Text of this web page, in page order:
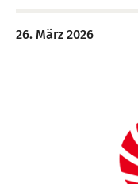
26. März 2026